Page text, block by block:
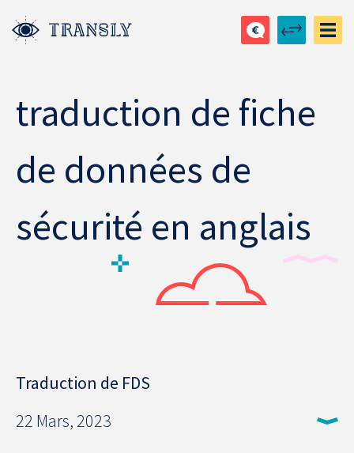
traduction de fiche
de données de
sécurité en anglais
Traduction de FDS
22 Mars, 2023